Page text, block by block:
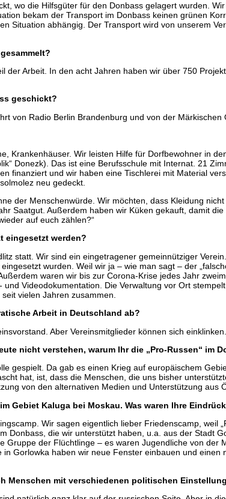
wo die Hilfsgüter für den Donbass gelagert wurden.
bekam der Transport im Donbass keinen grünen
Situation abhängig. Der Transport wird von unserem
der Arbeit. In den acht Jahren haben wir über 750
geschickt?
von Radio Berlin Brandenburg und von der
Krankenhäuser. Wir leisten Hilfe für Dorfbewohner in
Donezk). Das ist eine Berufsschule mit Internat. 21
finanziert und wir haben eine Tischlerei mit Material
neu gedeckt.
der Menschenwürde. Wir möchten, dass Kleidung
Saatgut. Außerdem haben wir Küken gekauft, damit
auf euch zählen?“
eingesetzt werden?
statt. Wir sind ein eingetragener gemeinnütziger
wurden. Weil wir ja – wie man sagt – der
waren wir bis zur Corona-Krise jedes Jahr
Videodokumentation. Die Verwaltung vor Ort
vielen Jahren zusammen.
Arbeit in Deutschland ab?
Aber Vereinsmitglieder können sich einklinken.
nicht verstehen, warum Ihr die „Pro-Russen“ im
gespielt. Da gab es einen Krieg auf europäischem
hat, ist, dass die Menschen, die uns bisher
von den alternativen Medien und Unterstützung aus
Gebiet Kaluga bei Moskau. Was waren Ihre
Wir sagen eigentlich lieber Friedenscamp, weil
Donbass, die wir unterstützt haben, u.a. aus der Stadt
Gruppe der Flüchtlinge – es waren Jugendliche von
Gorlowka haben wir neue Fenster einbauen und
Menschen mit verschiedenen politischen